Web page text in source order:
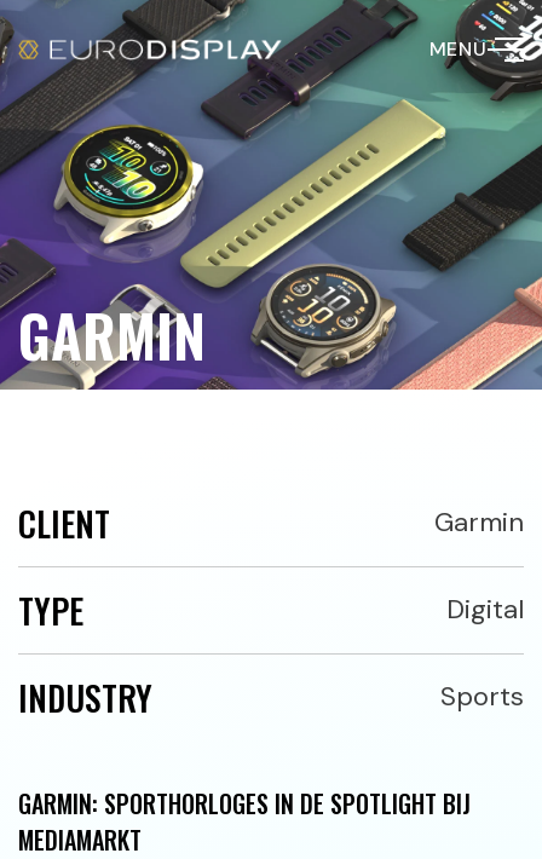
MENU
GARMIN
CLIENT Garmin
TYPE Digital
INDUSTRY Sports
GARMIN: SPORTHORLOGES IN DE SPOTLIGHT BIJ
MEDIAMARKT